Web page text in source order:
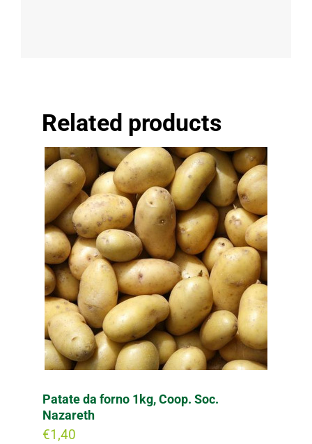
Related products
Patate da forno 1kg, Coop. Soc.
Nazareth
€1,40